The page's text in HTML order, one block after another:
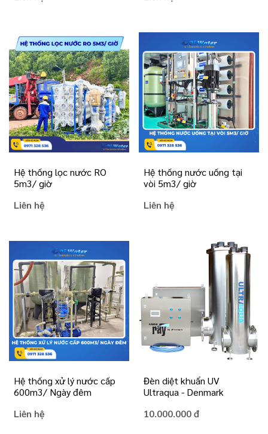
Hệ thống lọc nước RO
5m3/ giờ
Liên hệ
Hệ thống nước uống tại
vòi 5m3/ giờ
Liên hệ
Hệ thống xử lý nước cấp
600m3/ Ngày đêm
Liên hệ
Đèn diệt khuẩn UV
Ultraqua - Denmark
10.000.000 đ